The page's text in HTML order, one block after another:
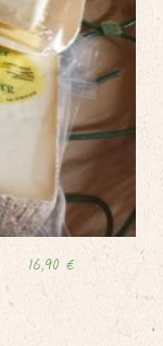
16,90 €